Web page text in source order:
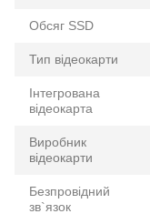
Обсяг SSD
Тип відеокарти
Інтегрована
відеокарта
Виробник
відеокарти
Безпровідний
зв`язок